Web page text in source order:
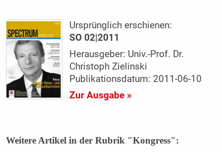
Ursprünglich erschienen:
SO 02|2011
Herausgeber: Univ.-Prof. Dr.
Christoph Zielinski
Publikationsdatum: 2011-06-10
Zur Ausgabe »
Weitere Artikel in der Rubrik "Kongress":